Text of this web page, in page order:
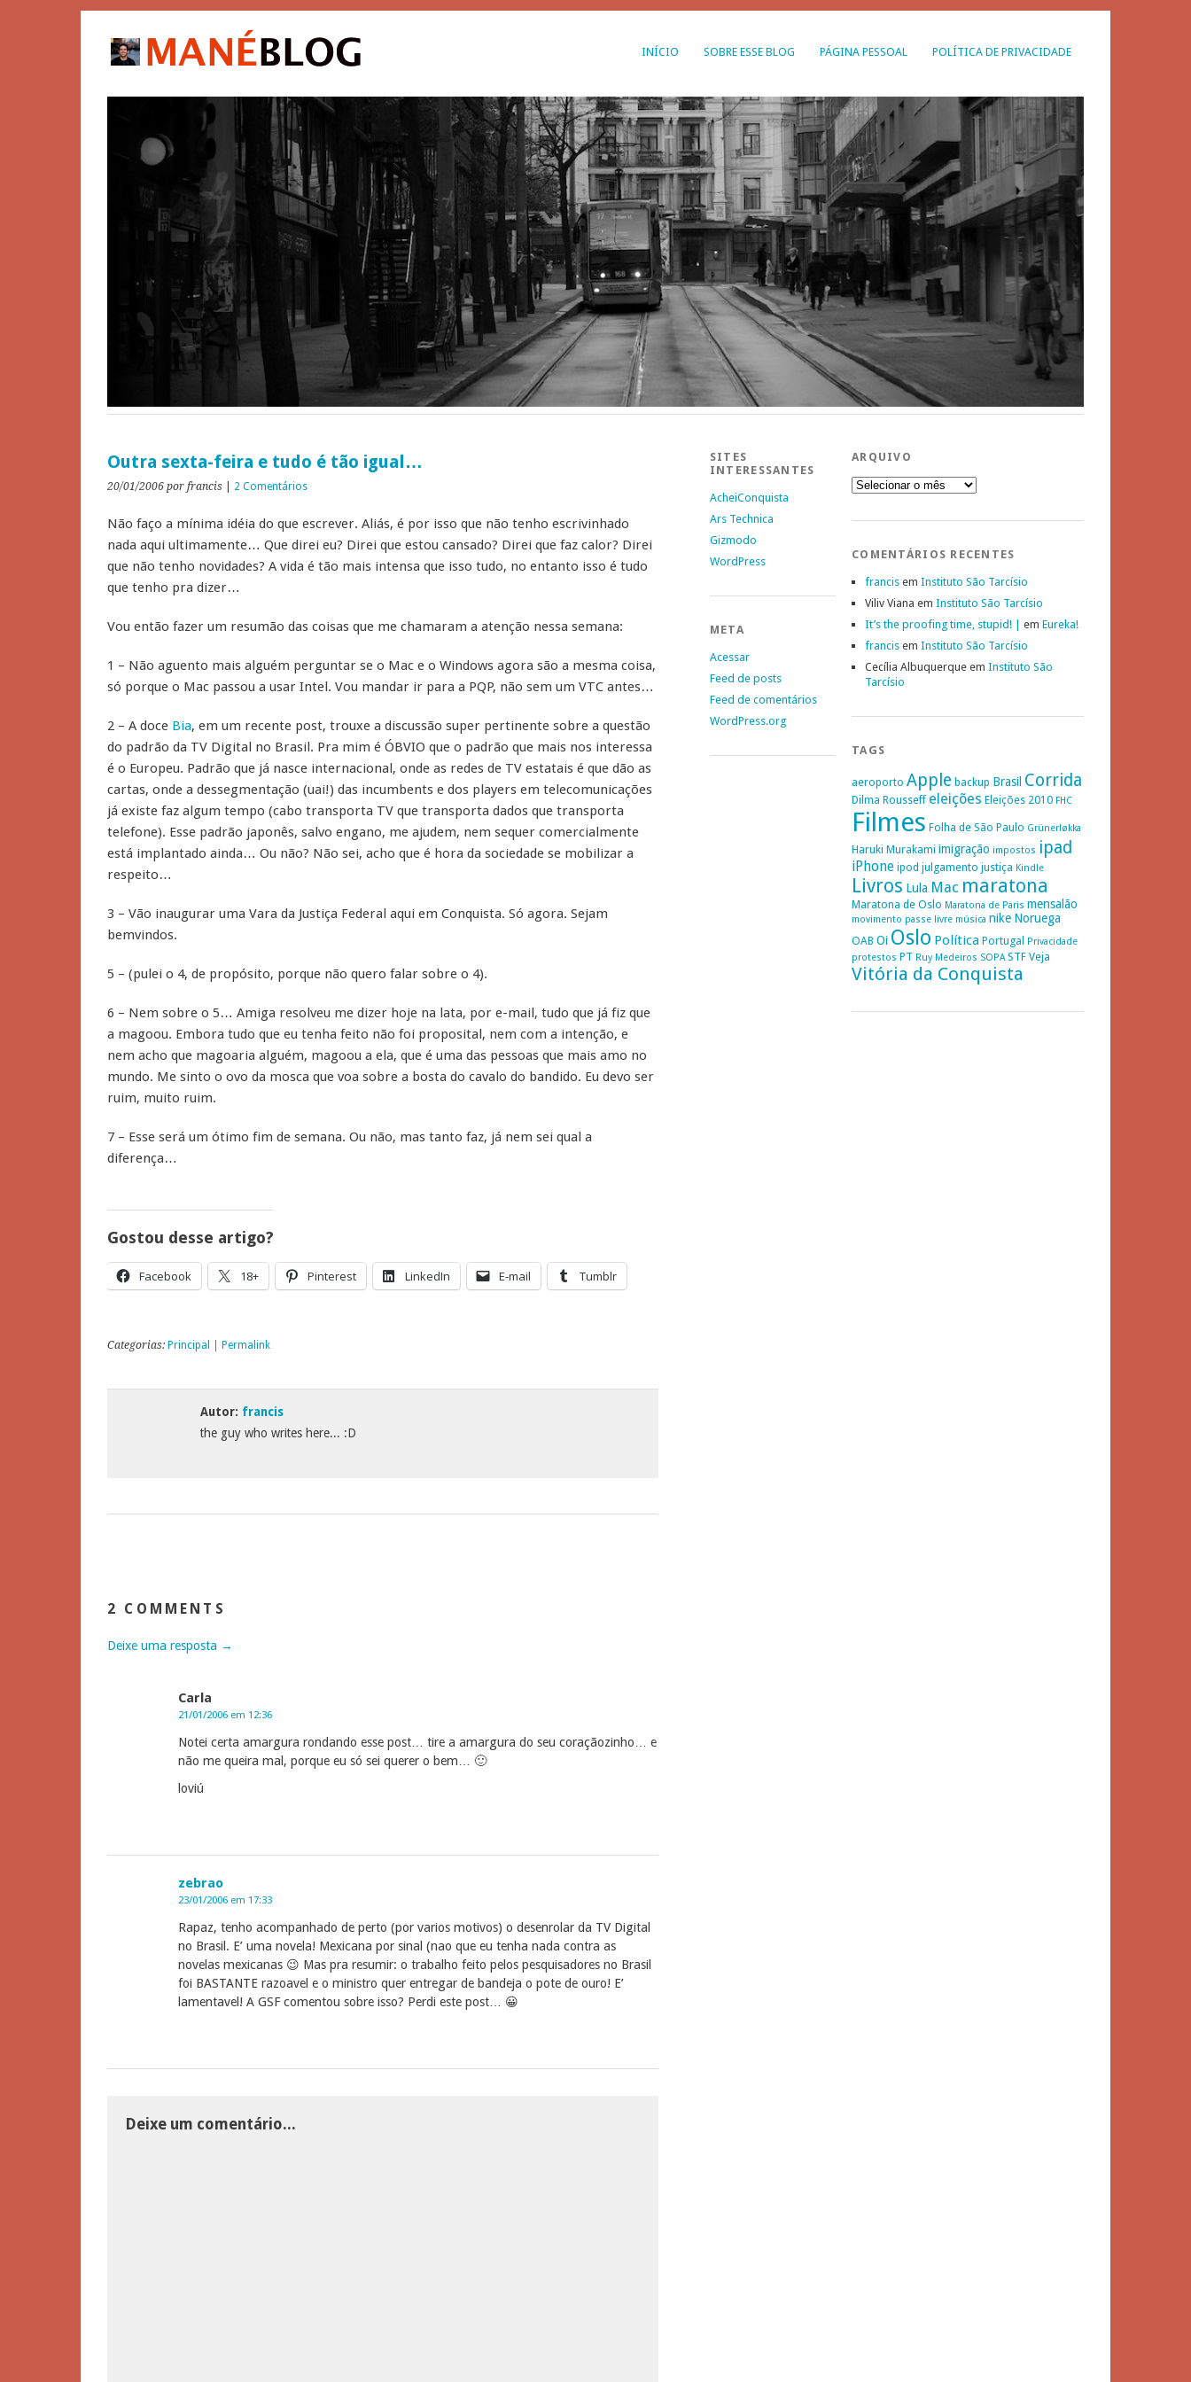
INÍCIO SOBRE ESSE BLOG PÁGINA PESSOAL POLÍTICA DE PRIVACIDADE
Outra sexta-feira e tudo é tão igual…
20/01/2006 por francis 2 Comentários
Não faço a mínima idéia do que escrever. Aliás, é por isso que não tenho escrivinhado
nada aqui ultimamente… Que direi eu? Direi que estou cansado? Direi que faz calor? Direi
que não tenho novidades? A vida é tão mais intensa que isso tudo, no entanto isso é tudo
que tenho pra dizer…
Vou então fazer um resumão das coisas que me chamaram a atenção nessa semana:
1 – Não aguento mais alguém perguntar se o Mac e o Windows agora são a mesma coisa,
só porque o Mac passou a usar Intel. Vou mandar ir para a PQP, não sem um VTC antes…
2 – A doce Bia, em um recente post, trouxe a discussão super pertinente sobre a questão
do padrão da TV Digital no Brasil. Pra mim é ÓBVIO que o padrão que mais nos interessa
é o Europeu. Padrão que já nasce internacional, onde as redes de TV estatais é que dão as
cartas, onde a dessegmentação (uai!) das incumbents e dos players em telecomunicações
já existe faz algum tempo (cabo transporta TV que transporta dados que transporta
telefone). Esse padrão japonês, salvo engano, me ajudem, nem sequer comercialmente
está implantado ainda… Ou não? Não sei, acho que é hora da sociedade se mobilizar a
respeito…
3 – Vão inaugurar uma Vara da Justiça Federal aqui em Conquista. Só agora. Sejam
bemvindos.
5 – (pulei o 4, de propósito, porque não quero falar sobre o 4).
6 – Nem sobre o 5… Amiga resolveu me dizer hoje na lata, por e-mail, tudo que já fiz que
a magoou. Embora tudo que eu tenha feito não foi proposital, nem com a intenção, e
nem acho que magoaria alguém, magoou a ela, que é uma das pessoas que mais amo no
mundo. Me sinto o ovo da mosca que voa sobre a bosta do cavalo do bandido. Eu devo ser
ruim, muito ruim.
7 – Esse será um ótimo fim de semana. Ou não, mas tanto faz, já nem sei qual a
diferença…
Gostou desse artigo?
Facebook 18+ Pinterest LinkedIn E-mail Tumblr
Categorias: Principal Permalink
Autor: francis
the guy who writes here... :D
2 COMMENTS
Deixe uma resposta →
Carla
21/01/2006 em 12:36
Notei certa amargura rondando esse post… tire a amargura do seu coraçãozinho… e
não me queira mal, porque eu só sei querer o bem… 🙂
loviú
zebrao
23/01/2006 em 17:33
Rapaz, tenho acompanhado de perto (por varios motivos) o desenrolar da TV Digital
no Brasil. E’ uma novela! Mexicana por sinal (nao que eu tenha nada contra as
novelas mexicanas 😉 Mas pra resumir: o trabalho feito pelos pesquisadores no Brasil
foi BASTANTE razoavel e o ministro quer entregar de bandeja o pote de ouro! E’
lamentavel! A GSF comentou sobre isso? Perdi este post… 😀
Deixe um comentário...
SITES
INTERESSANTES
AcheiConquista
Ars Technica
Gizmodo
WordPress
META
Acessar
Feed de posts
Feed de comentários
WordPress.org
ARQUIVO
Arquivo
COMENTÁRIOS RECENTES
francis em Instituto São Tarcísio
Viliv Viana em Instituto São Tarcísio
It’s the proofing time, stupid! |
em Eureka!
francis em Instituto São Tarcísio
Cecília Albuquerque em Instituto São
Tarcísio
TAGS
aeroporto Apple backup Brasil Corrida
Dilma Rousseff eleições Eleições 2010 FHC
Filmes Folha de São Paulo Grünerløkka
Haruki Murakami imigração impostos ipad
iPhone ipod julgamento justiça Kindle
Livros Lula Mac maratona
Maratona de Oslo Maratona de Paris mensalão
movimento passe livre música nike Noruega
OAB Oi Oslo Política Portugal
Privacidade
protestos PT Ruy Medeiros SOPA STF Veja
Vitória da Conquista